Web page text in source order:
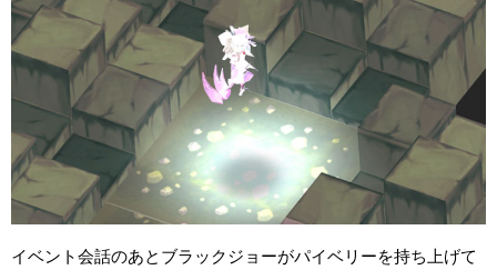
イベント会話のあとブラックジョーがパイベリーを持ち上げて